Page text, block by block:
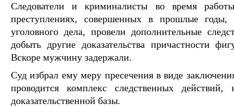
Следователи и криминалисты во время
преступлениях, совершенных в прошлые годы,
уголовного дела, провели дополнительные
добыть другие доказательства причастности
Вскоре мужчину задержали.
Суд избрал ему меру пресечения в виде
проводится комплекс следственных
доказательственной базы.